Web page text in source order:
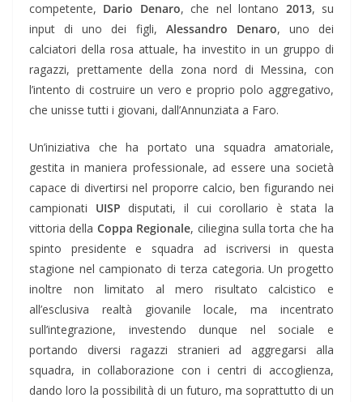
competente, Dario Denaro, che nel lontano 2013, su
input di uno dei figli, Alessandro Denaro, uno dei
calciatori della rosa attuale, ha investito in un gruppo di
ragazzi, prettamente della zona nord di Messina, con
l’intento di costruire un vero e proprio polo aggregativo,
che unisse tutti i giovani, dall’Annunziata a Faro.
Un’iniziativa che ha portato una squadra amatoriale,
gestita in maniera professionale, ad essere una società
capace di divertirsi nel proporre calcio, ben figurando nei
campionati UISP disputati, il cui corollario è stata la
vittoria della Coppa Regionale, ciliegina sulla torta che ha
spinto presidente e squadra ad iscriversi in questa
stagione nel campionato di terza categoria. Un progetto
inoltre non limitato al mero risultato calcistico e
all’esclusiva realtà giovanile locale, ma incentrato
sull’integrazione, investendo dunque nel sociale e
portando diversi ragazzi stranieri ad aggregarsi alla
squadra, in collaborazione con i centri di accoglienza,
dando loro la possibilità di un futuro, ma soprattutto di un